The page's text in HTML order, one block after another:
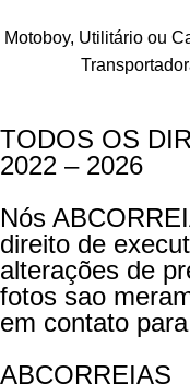
Motoboy, Utilitário ou
TODOS OS
2022 – 2026
Nós
direito de
alterações de
fotos sao
em contato
ABCORREIAS